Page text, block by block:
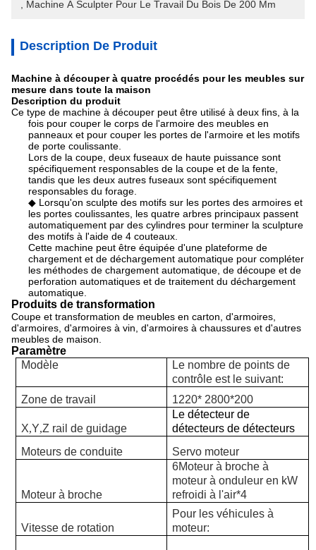
Machine À Sculpter Pour Le Travail Du Bois De 200 Mm
Description De Produit
Machine à découper à quatre procédés pour les meubles sur
mesure dans toute la maison
Description du produit
Ce type de machine à découper peut être utilisé à deux fins, à la
fois pour couper le corps de l'armoire des meubles en
panneaux et pour couper les portes de l'armoire et les motifs
de porte coulissante.
Lors de la coupe, deux fuseaux de haute puissance sont
spécifiquement responsables de la coupe et de la fente,
tandis que les deux autres fuseaux sont spécifiquement
responsables du forage.
◆ Lorsqu'on sculpte des motifs sur les portes des armoires et
les portes coulissantes, les quatre arbres principaux passent
automatiquement par des cylindres pour terminer la sculpture
des motifs à l'aide de 4 couteaux.
Cette machine peut être équipée d'une plateforme de
chargement et de déchargement automatique pour compléter
les méthodes de chargement automatique, de découpe et de
perforation automatiques et de traitement du déchargement
automatique.
Produits de transformation
Coupe et transformation de meubles en carton, d'armoires,
d'armoires, d'armoires à vin, d'armoires à chaussures et d'autres
meubles de maison.
Paramètre
Modèle
Le nombre de points de
contrôle est le suivant:
Zone de travail
1220* 2800*200
X,Y,Z rail de guidage
Le détecteur de
détecteurs de détecteurs
Moteurs de conduite
Servo moteur
Moteur à broche
6Moteur à broche à
moteur à onduleur en kW
refroidi à l'air*4
Vitesse de rotation
Pour les véhicules à
moteur: